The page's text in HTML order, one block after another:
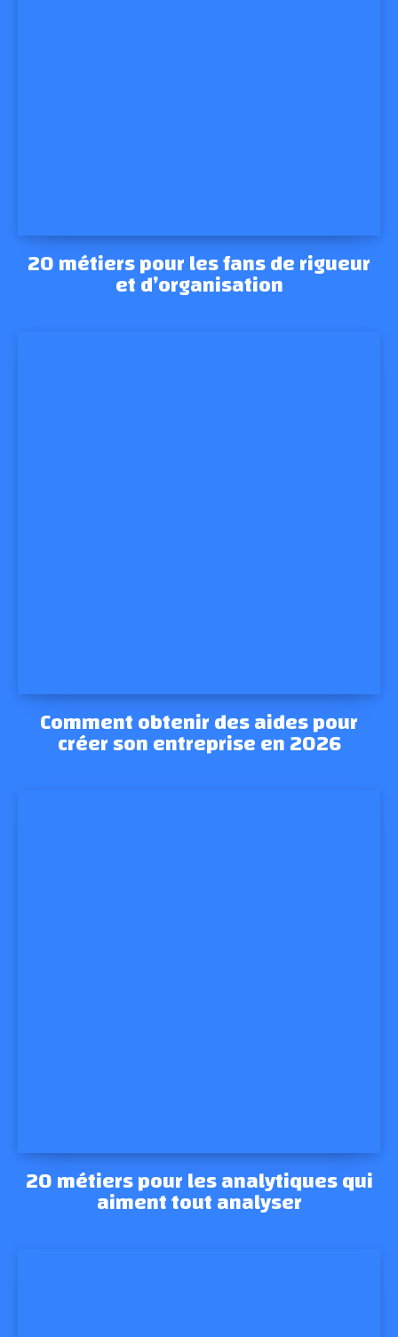
20 métiers pour les fans de rigueur
et d’organisation
Comment obtenir des aides pour
créer son entreprise en 2026
20 métiers pour les analytiques qui
aiment tout analyser